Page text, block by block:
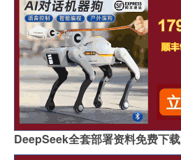
DeepSeek全套部署资料免费下载